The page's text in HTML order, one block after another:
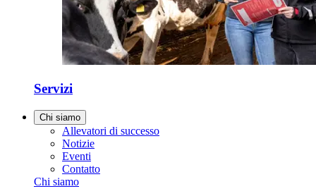
Servizi
Chi siamo
Allevatori di successo
Notizie
Eventi
Contatto
Chi siamo